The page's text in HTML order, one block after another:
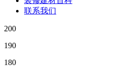
联系我们
200
190
180